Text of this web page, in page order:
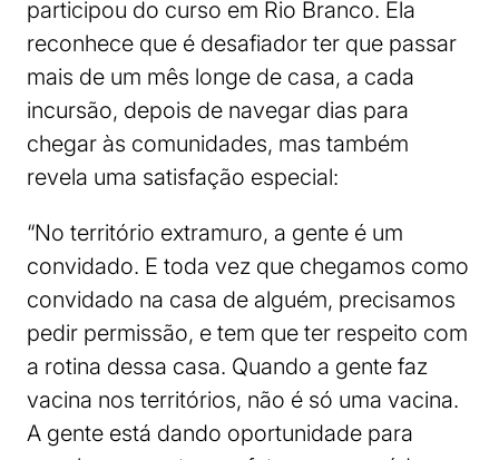
participou do curso em Rio Branco. Ela
reconhece que é desafiador ter que passar
mais de um mês longe de casa, a cada
incursão, depois de navegar dias para
chegar às comunidades, mas também
revela uma satisfação especial:
“No território extramuro, a gente é um
convidado. E toda vez que chegamos como
convidado na casa de alguém, precisamos
pedir permissão, e tem que ter respeito com
a rotina dessa casa. Quando a gente faz
vacina nos territórios, não é só uma vacina.
A gente está dando oportunidade para